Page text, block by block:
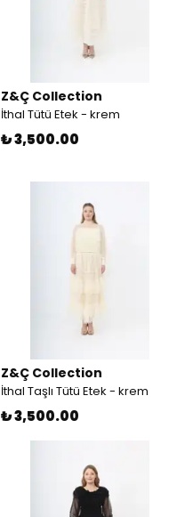
Z&Ç Collection
İthal Tütü Etek - krem
₺ 3,500.00
Z&Ç Collection
İthal Taşlı Tütü Etek - krem
₺ 3,500.00